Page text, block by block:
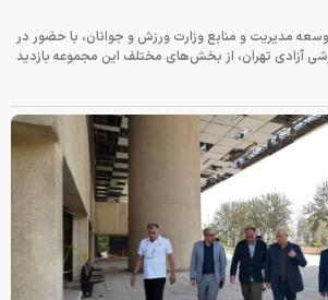
مدیریت و منابع وزارت ورزش و جوانان، با حضور در
آزادی تهران، از بخش‌های مختلف این مجموعه بازدید